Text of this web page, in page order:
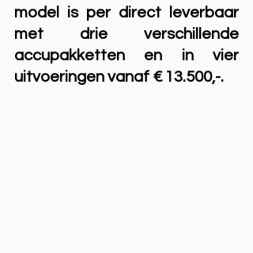
model is per direct leverbaar
met drie verschillende
accupakketten en in vier
uitvoeringen vanaf € 13.500,-.